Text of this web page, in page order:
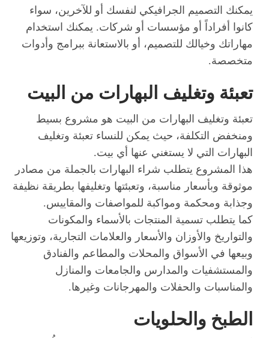
يمكنك التصميم الجرافيكي لنفسك أو للآخرين، سواء
كانوا أفراداً أو مؤسسات أو شركات. يمكنك استخدام
مهاراتك وخيالك للتصميم، أو بالاستعانة ببرامج وأدوات
متخصصة.
تعبئة وتغليف البهارات من البيت
تعبئة وتغليف البهارات من البيت هو مشروع بسيط
ومنخفض التكلفة، حيث يمكن للنساء تعبئة وتغليف
البهارات التي لا يستغني عنها أي بيت.
هذا المشروع يتطلب شراء البهارات بالجملة من مصادر
موثوقة وبأسعار مناسبة، وتعبئتها وتغليفها بطريقة نظيفة
وجذابة ومحكمة ومواكبة للمواصفات والمقاييس.
كما يتطلب تسمية المنتجات بالأسماء والمكونات
والتواريخ والأوزان والأسعار والعلامات التجارية، وتوزيعها
وبيعها في الأسواق والمحلات والمطاعم والفنادق
والمستشفيات والمدارس والجامعات والمنازل
والمناسبات والحفلات والمهرجانات وغيرها.
الطبخ والحلويات